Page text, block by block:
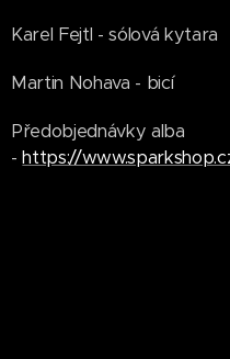
Karel Fejtl - sólová kytara
Martin Nohava - bicí
Předobjednávky alba
-https://